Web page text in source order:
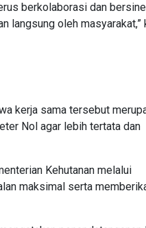
berkolaborasi dan
langsung oleh masyarakat,”
kerja sama tersebut
Nol agar lebih tertata dan
Kehutanan melalui
maksimal serta